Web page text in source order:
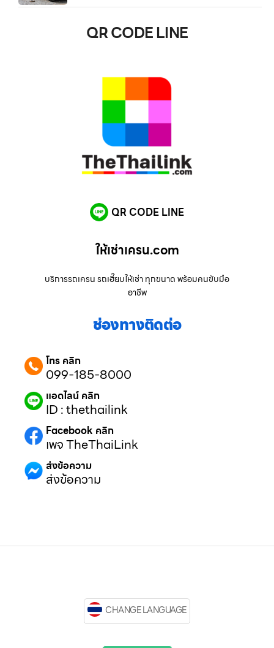
QR CODE LINE
QR CODE LINE
ให้เช่าเครน.com
บริการรถเครน รถเฮี๊ยบให้เช่า ทุกขนาด พร้อมคนขับมือ
อาชีพ
ช่องทางติดต่อ
โทร คลิก
099-185-8000
แอดไลน์ คลิก
ID : thethailink
Facebook คลิก
เพจ TheThaiLink
ส่งข้อความ
ส่งข้อความ
CHANGE LANGUAGE